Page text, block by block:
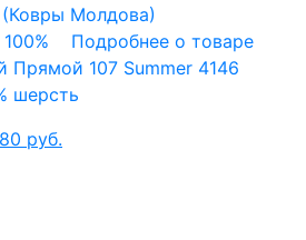
(Ковры Молдова)
Подробнее о товаре
Прямой 107 Summer 4146
шерсть
руб.